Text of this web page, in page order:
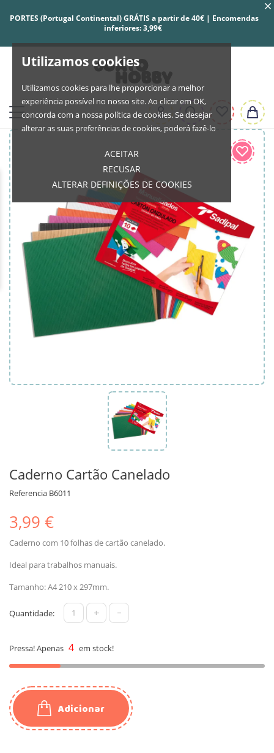
Utilizamos cookies
Utilizamos cookies para lhe proporcionar a melhor
experiência possível no nosso site. Ao clicar em OK,
concorda com a nossa política de cookies. Se desejar
alterar as suas preferências de cookies, poderá fazê-lo
ACEITAR
RECUSAR
ALTERAR DEFINIÇÕES DE COOKIES
PORTES (Portugal Continental) GRÁTIS a partir de 40€ | Encomendas
inferiores: 3,99€
Caderno Cartão Canelado
Referencia B6011
3,99 €
Caderno com 10 folhas de cartão canelado.
Ideal para trabalhos manuais.
Tamanho: A4 210 x 297mm.
Quantidade: + -
Pressa! Apenas 4 em stock!
Adicionar